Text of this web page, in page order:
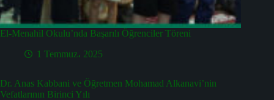
El-Menahil Okulu’nda Başarılı Öğrenciler Töreni
1 Temmuz، 2025
Dr. Anas Kabbani ve Öğretmen Mohamad Alkanavi’nin
Vefatlarının Birinci Yılı